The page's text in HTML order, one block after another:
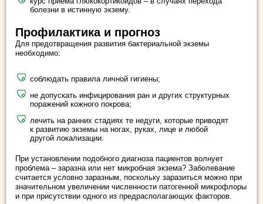
болезни в истинную экзему.
Профилактика и прогноз
Для предотвращения развития бактериальной экземы
необходимо:
соблюдать правила личной гигиены;
не допускать инфицирования ран и других структурных
поражений кожного покрова;
лечить на ранних стадиях те недуги, которые приводят
к развитию экземы на ногах, руках, лице и любой
другой локализации.
При установлении подобного диагноза пациентов волнует
проблема – заразна или нет микробная экзема? Заболевание
считается условно заразным, поскольку заразиться можно при
значительном увеличении численности патогенной микрофлоры
и при присутствии одного из предрасполагающих факторов.